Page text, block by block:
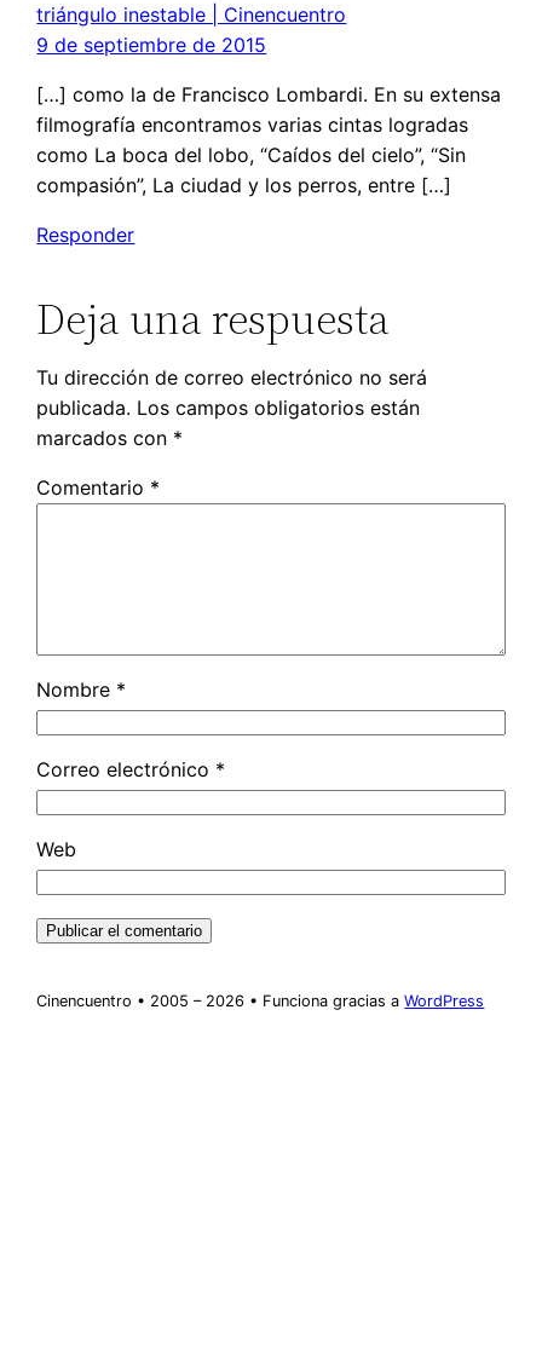
triángulo inestable | Cinencuentro
9 de septiembre de 2015
[…] como la de Francisco Lombardi. En su extensa
filmografía encontramos varias cintas logradas
como La boca del lobo, “Caídos del cielo”, “Sin
compasión”, La ciudad y los perros, entre […]
Responder
Deja una respuesta
Tu dirección de correo electrónico no será
publicada. Los campos obligatorios están
marcados con *
Comentario *
Nombre *
Correo electrónico *
Web
Cinencuentro • 2005 – 2026 • Funciona gracias aWordPress